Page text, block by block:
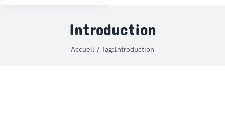
Introduction
Accueil Tag:Introduction